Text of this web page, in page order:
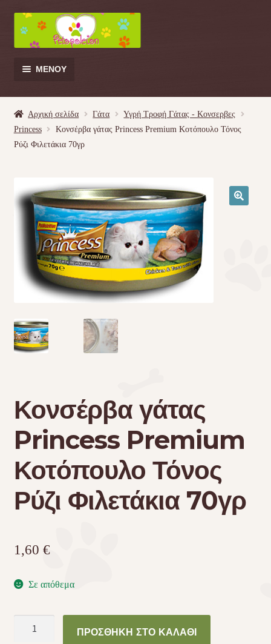
Απευθείας
μετάβαση
στην
πλοήγηση
Μετάβαση
σε
περιεχόμενο
ΜΕΝΟΎ
Γάτα
Κουνέλι
Πουλί
Κρεβατάκια
Τσάντες μεταφοράς
Επικοινωνία
Αρχική σελίδα Γάτα
Υγρή Τροφή Γάτας - Kονσερβες
Princess
Κονσέρβα γάτας Princess Premium Κοτόπουλο Τόνος
Ρύζι Φιλετάκια 70γρ
Κονσέρβα γάτας
Princess Premium
Κοτόπουλο Τόνος
Ρύζι Φιλετάκια 70γρ
1,60 €
Σε απόθεμα
ΠΡΟΣΘΉΚΗ ΣΤΟ ΚΑΛΆΘΙ